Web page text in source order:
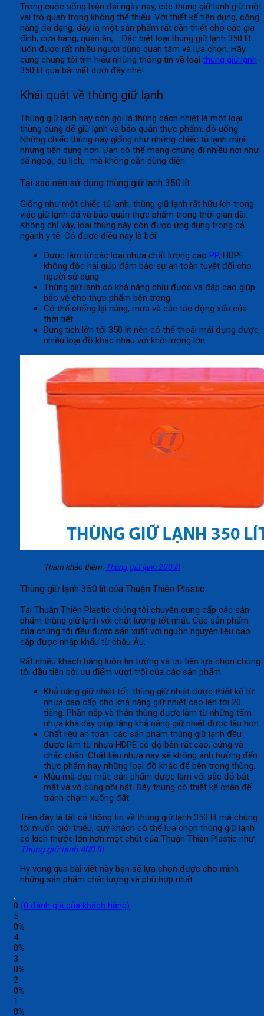
Trong cuộc sống hiện đại ngày nay, các thùng giữ lạnh giữ một
vai trò quan trọng không thể thiếu. Với thiết kế tiện dụng, công
năng đa dạng, đây là một sản phẩm rất cần thiết cho các gia
đình, cửa hàng, quán ăn,.. Đặc biệt loại thùng giữ lạnh 350 lít
luôn được rất nhiều người dùng quan tâm và lựa chọn. Hãy
cùng chúng tôi tìm hiểu những thông tin về loại thùng giữ lạnh
350 lít qua bài viết dưới đây nhé!
Khái quát về thùng giữ lạnh
Thùng giữ lạnh hay còn gọi là thùng cách nhiệt là một loại
thùng dùng để giữ lạnh và bảo quản thực phẩm, đồ uống.
Những chiếc thùng này giống như những chiếc tủ lạnh mini
nhưng tiện dụng hơn. Bạn có thể mang chúng đi nhiều nơi như
dã ngoại, du lịch,.. mà không cần dùng điện.
Tại sao nên sử dụng thùng giữ lạnh 350 lít
Giống như một chiếc tủ lạnh, thùng giữ lạnh rất hữu ích trong
việc giữ lạnh đá và bảo quản thực phẩm trong thời gian dài.
Không chỉ vậy, loại thùng này còn được ứng dụng trong cả
ngành y tế. Có được điều này là bởi:
Được làm từ các loại nhựa chất lượng cao PP, HDPE
không độc hại giúp đảm bảo sự an toàn tuyệt đối cho
người sử dụng
Thùng giữ lạnh có khả năng chịu được va đập cao giúp
bảo vệ cho thực phẩm bên trong
Có thể chống lại nắng, mưa và các tác động xấu của
thời tiết
Dung tích lớn tới 350 lít nên có thể thoải mái đựng được
nhiều loại đồ khác nhau với khối lượng lớn
Tham khảo thêm: Thùng giữ lạnh 200 lít
Thùng giữ lạnh 350 lít của Thuận Thiên Plastic
Tại Thuận Thiên Plastic chúng tôi chuyên cung cấp các sản
phẩm thùng giữ lạnh với chất lượng tốt nhất. Các sản phẩm
của chúng tôi đều được sản xuất với nguồn nguyên liệu cao
cấp được nhập khẩu từ châu Âu.
Rất nhiều khách hàng luôn tin tưởng và ưu tiên lựa chọn chúng
tôi đầu tiên bởi ưu điểm vượt trội của các sản phẩm:
Khả năng giữ nhiệt tốt: thùng giữ nhiệt được thiết kế từ
nhựa cao cấp cho khả năng giữ nhiệt cao lên tới 20
tiếng. Phần nắp và thân thùng được làm từ những tấm
nhựa khá dày giúp tăng khả năng giữ nhiệt được lâu hơn.
Chất liệu an toàn: các sản phẩm thùng giữ lạnh đều
được làm từ nhựa HDPE có độ bền rất cao, cứng và
chắc chắn. Chất liệu nhựa này sẽ không ảnh hưởng đến
thực phẩm hay những loại đồ khác để bên trong thùng.
Mẫu mã đẹp mắt: sản phẩm được làm với sắc đỏ bắt
mắt và vô cùng nổi bật. Đáy thùng có thiết kế chân để
tránh chạm xuống đất.
Trên đây là tất cả thông tin về thùng giữ lạnh 350 lít mà chúng
tôi muốn giới thiệu, quý khách có thể lựa chọn thùng giữ lạnh
có kích thước lớn hơn một chút của Thuận Thiên Plastic như:
Thùng giữ lạnh 400 lít
Hy vọng qua bài viết này bạn sẽ lựa chọn được cho mình
những sản phẩm chất lượng và phù hợp nhất.
0 (0 đánh giá của khách hàng)
5
0%
4
0%
3
0%
2
0%
1
0%